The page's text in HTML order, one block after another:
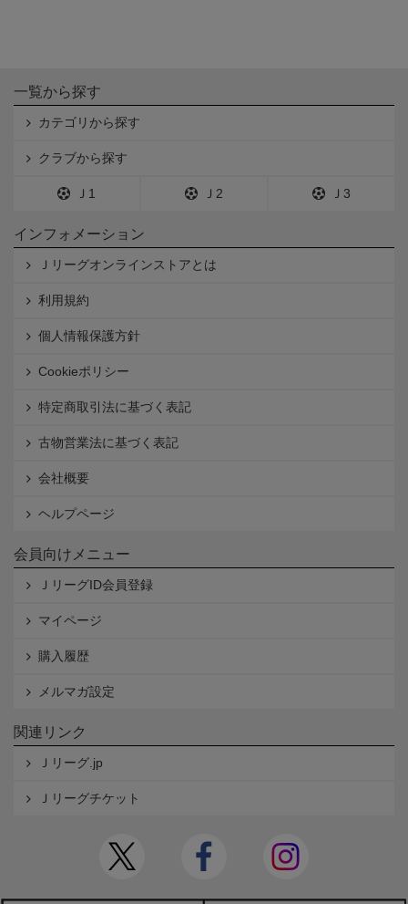
一覧から探す
カテゴリから探す
クラブから探す
Ｊ1 Ｊ2 Ｊ3
インフォメーション
Ｊリーグオンラインストアとは
利用規約
個人情報保護方針
Cookieポリシー
特定商取引法に基づく表記
古物営業法に基づく表記
会社概要
ヘルプページ
会員向けメニュー
ＪリーグID会員登録
マイページ
購入履歴
メルマガ設定
関連リンク
Ｊリーグ.jp
Ｊリーグチケット